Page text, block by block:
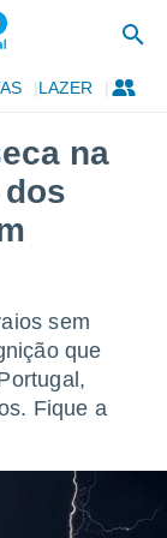
LAZER
na
sem
que
Fique a